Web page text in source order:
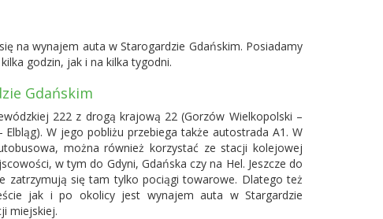
na wynajem auta w Starogardzie Gdańskim. Posiadamy
godzin, jak i na kilka tygodni.
Gdańskim
222 z drogą krajową 22 (Gorzów Wielkopolski –
W jego pobliżu przebiega także autostrada A1. W
można również korzystać ze stacji kolejowej
w tym do Gdyni, Gdańska czy na Hel. Jeszcze do
zatrzymują się tam tylko pociągi towarowe. Dlatego też
jak i po okolicy jest wynajem auta w Stargardzie
miejskiej.